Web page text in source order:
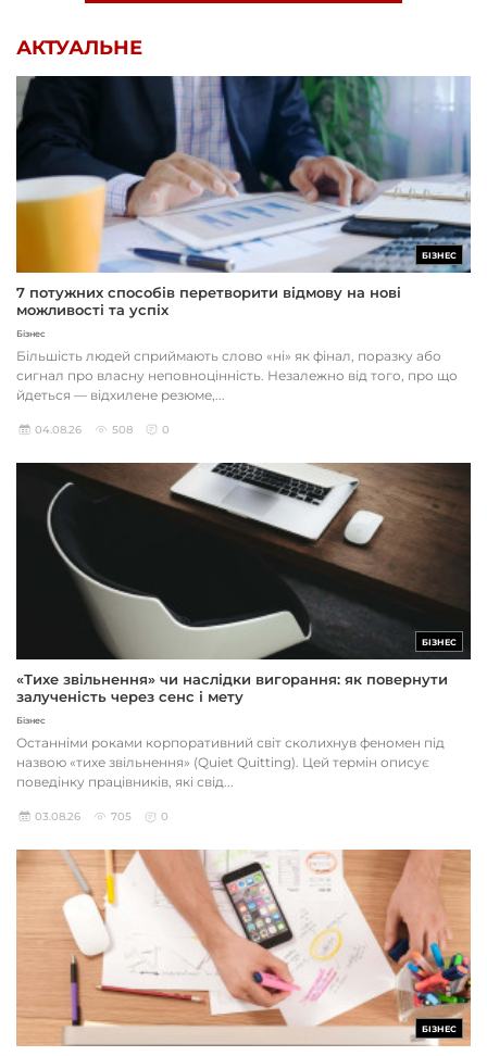
АКТУАЛЬНЕ
БІЗНЕС
7 потужних способів перетворити відмову на нові
можливості та успіх
Бізнес
Більшість людей сприймають слово «ні» як фінал, поразку або
сигнал про власну неповноцінність. Незалежно від того, про що
йдеться — відхилене резюме,...
04.08.26 508 0
БІЗНЕС
«Тихе звільнення» чи наслідки вигорання: як повернути
залученість через сенс і мету
Бізнес
Останніми роками корпоративний світ сколихнув феномен під
назвою «тихе звільнення» (Quiet Quitting). Цей термін описує
поведінку працівників, які свід...
03.08.26 705 0
БІЗНЕС